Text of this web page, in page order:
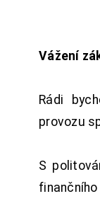
Vážení
Rádi
provozu
S